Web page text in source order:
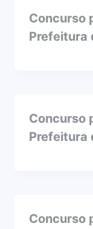
Concurso
Prefeitura
Concurso
Prefeitura
Concurso